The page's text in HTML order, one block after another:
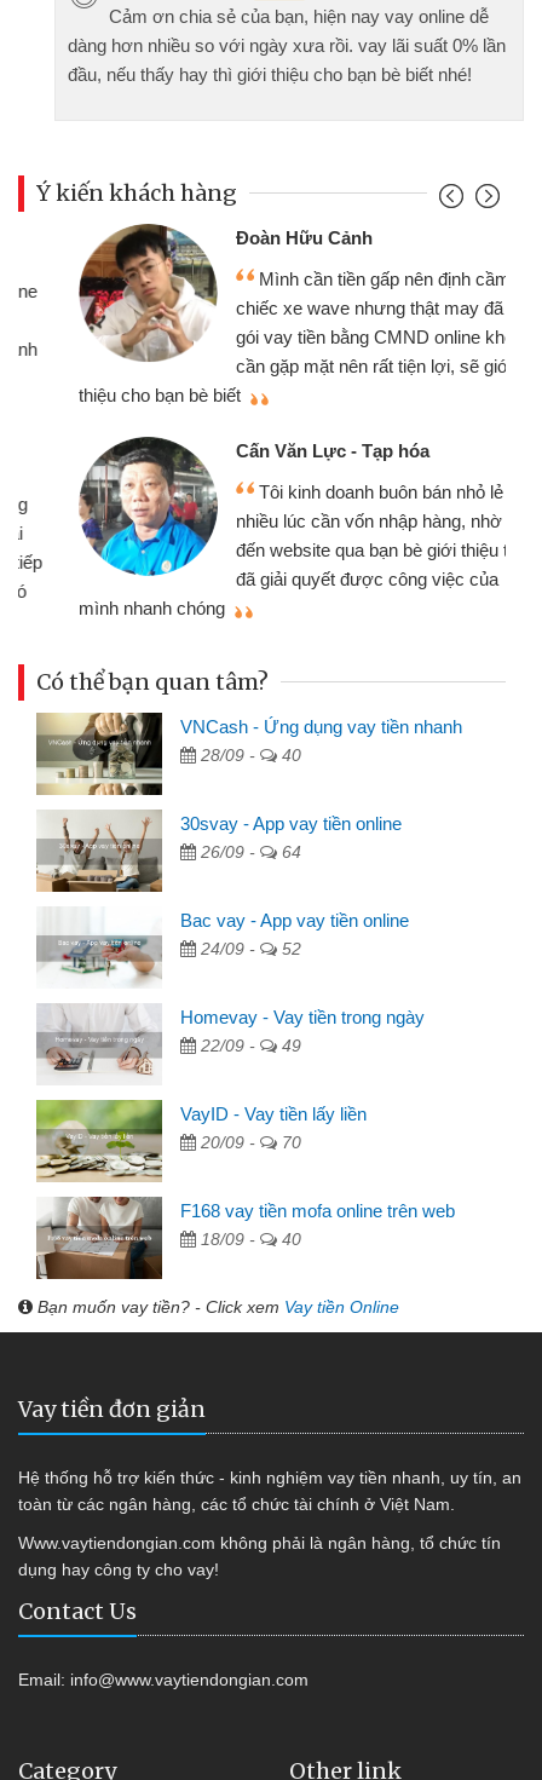
Cảm ơn chia sẻ của bạn, hiện nay vay online dễ
dàng hơn nhiều so với ngày xưa rồi. vay lãi suất 0% lần
đầu, nếu thấy hay thì giới thiệu cho bạn bè biết nhé!
Ý kiến khách hàng
Đoàn Hữu Cảnh
Mình cần tiền gấp nên định cầm cố
chiếc xe wave nhưng thật may đã có
gói vay tiền bằng CMND online không
cần gặp mặt nên rất tiện lợi, sẽ giới
thiệu cho bạn bè biết
Cấn Văn Lực - Tạp hóa
Tôi kinh doanh buôn bán nhỏ lẻ
nhiều lúc cần vốn nhập hàng, nhờ biết
đến website qua bạn bè giới thiệu tôi
đã giải quyết được công việc của
mình nhanh chóng
Có thể bạn quan tâm?
VNCash - Ứng dụng vay tiền nhanh
28/09 - 40
30svay - App vay tiền online
26/09 - 64
Bac vay - App vay tiền online
24/09 - 52
Homevay - Vay tiền trong ngày
22/09 - 49
VayID - Vay tiền lấy liền
20/09 - 70
F168 vay tiền mofa online trên web
18/09 - 40
Bạn muốn vay tiền? - Click xem Vay tiền Online
Vay tiền đơn giản
Hệ thống hỗ trợ kiến thức - kinh nghiệm vay tiền nhanh, uy tín, an
toàn từ các ngân hàng, các tổ chức tài chính ở Việt Nam.
Www.vaytiendongian.com không phải là ngân hàng, tổ chức tín
dụng hay công ty cho vay!
Contact Us
Email: info@www.vaytiendongian.com
Category Other link